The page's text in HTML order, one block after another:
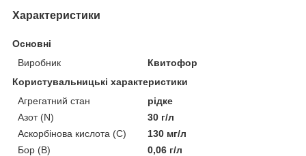
Характеристики
Основні
Виробник
Квитофор
Користувальницькі характеристики
Агрегатний стан
рідке
Азот (N)
30 г/л
Аскорбінова кислота (С)
130 мг/л
Бор (В)
0,06 г/л